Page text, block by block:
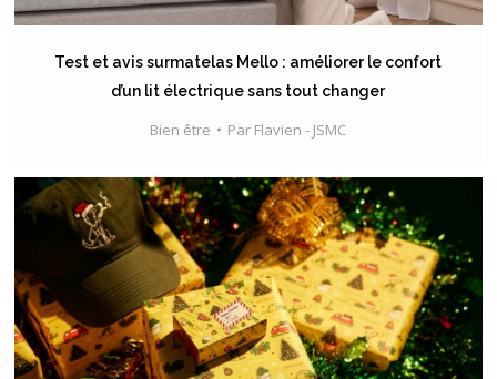
Test et avis surmatelas Mello : améliorer le confort
d’un lit électrique sans tout changer
Bien être Par Flavien - JSMC